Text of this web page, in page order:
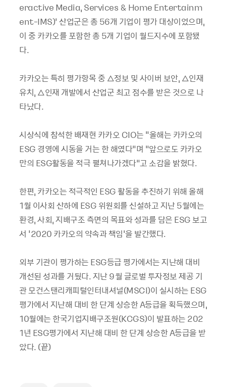
eractive Media, Services & Home Entertainm
ent-IMS)’ 산업군은 총 56개 기업이 평가 대상이었으며,
이 중 카카오를 포함한 총 5개 기업이 월드지수에 포함됐
다.
카카오는 특히 평가항목 중 △정보 및 사이버 보안, △인재
유치, △인재 개발에서 산업군 최고 점수를 받은 것으로 나
타났다.
시상식에 참석한 배재현 카카오 CIO는 "올해는 카카오의
ESG 경영에 시동을 거는 한 해였다”며 “앞으로도 카카오
만의 ESG활동을 적극 펼쳐나가겠다”고 소감을 밝혔다.
한편, 카카오는 적극적인 ESG 활동을 추진하기 위해 올해
1월 이사회 산하에 ESG 위원회를 신설하고 지난 5월에는
환경, 사회, 지배구조 측면의 목표와 성과를 담은 ESG 보고
서 '2020 카카오의 약속과 책임'을 발간했다.
외부 기관이 평가하는 ESG등급 평가에서는 지난해 대비
개선된 성과를 거뒀다. 지난 9월 글로벌 투자정보 제공 기
관 모건스탠리캐피털인터내셔널(MSCI)이 실시하는 ESG
평가에서 지난해 대비 한 단계 상승한 A등급을 획득했으며,
10월에는 한국기업지배구조원(KCGS)이 발표하는 202
1년 ESG평가에서 지난해 대비 한 단계 상승한 A등급을 받
았다. (끝)